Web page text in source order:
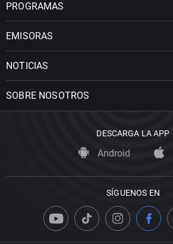
PROGRAMAS
EMISORAS
NOTICIAS
SOBRE NOSOTROS
DESCARGA LA APP
Android
SÍGUENOS EN